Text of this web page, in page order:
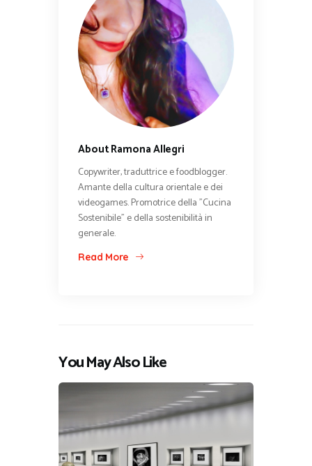
About Ramona Allegri
Copywriter, traduttrice e foodblogger.
Amante della cultura orientale e dei
videogames. Promotrice della "Cucina
Sostenibile" e della sostenibilità in
generale.
Read More
You May Also Like